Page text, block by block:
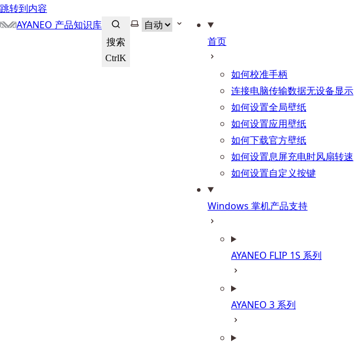
跳转到内容
AYANEO 产品知识库
搜索
CtrlK
选择主题
首页
如何校准手柄
连接电脑传输数据无设备显示
如何设置全局壁纸
如何设置应用壁纸
如何下载官方壁纸
如何设置息屏充电时风扇转速
如何设置自定义按键
Windows 掌机产品支持
AYANEO FLIP 1S 系列
AYANEO 3 系列